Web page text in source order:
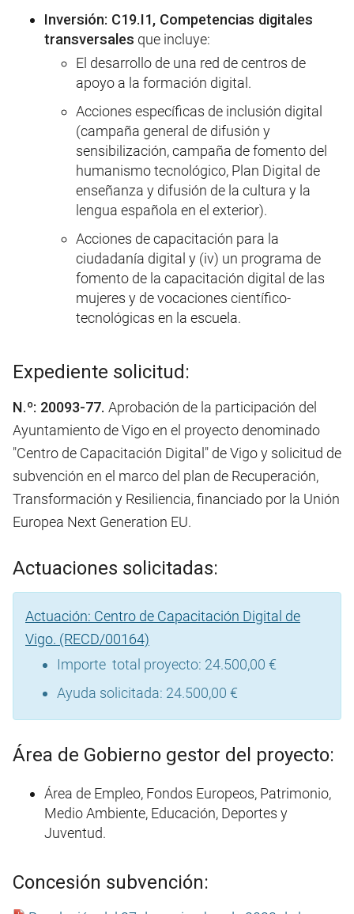
Inversión: C19.I1, Competencias digitales
transversales que incluye:
El desarrollo de una red de centros de
apoyo a la formación digital.
Acciones específicas de inclusión digital
(campaña general de difusión y
sensibilización, campaña de fomento del
humanismo tecnológico, Plan Digital de
enseñanza y difusión de la cultura y la
lengua española en el exterior).
Acciones de capacitación para la
ciudadanía digital y (iv) un programa de
fomento de la capacitación digital de las
mujeres y de vocaciones científico-
tecnológicas en la escuela.
Expediente solicitud:
N.º: 20093-77. Aprobación de la participación del
Ayuntamiento de Vigo en el proyecto denominado
"Centro de Capacitación Digital" de Vigo y solicitud de
subvención en el marco del plan de Recuperación,
Transformación y Resiliencia, financiado por la Unión
Europea Next Generation EU.
Actuaciones solicitadas:
Actuación: Centro de Capacitación Digital de
Vigo. (RECD/00164)
Importe total proyecto: 24.500,00 €
Ayuda solicitada: 24.500,00 €
Área de Gobierno gestor del proyecto:
Área de Empleo, Fondos Europeos, Patrimonio,
Medio Ambiente, Educación, Deportes y
Juventud.
Concesión subvención: